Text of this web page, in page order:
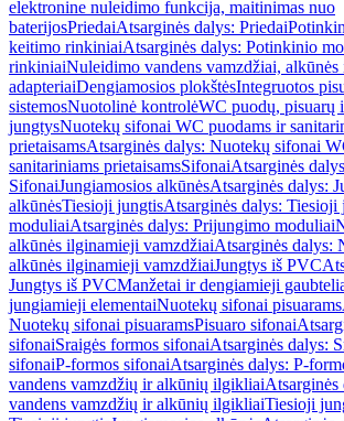
elektronine nuleidimo funkcija, maitinimas nuo
baterijosPriedaiAtsarginės dalys: Priedai
keitimo rinkiniaiAtsarginės dalys: Potinkinio
rinkiniaiNuleidimo vandens vamzdžiai, alkūnės
adapteriaiDengiamosios plokštėsIntegruotos
sistemosNuotolinė kontrolėWC puodų, pisuarų
jungtysNuotekų sifonai WC puodams ir
prietaisamsAtsarginės dalys: Nuotekų sifonai
sanitariniams prietaisamsSifonaiAtsarginės
SifonaiJungiamosios alkūnėsAtsarginės dalys:
alkūnėsTiesioji jungtisAtsarginės dalys: Tiesioji
moduliaiAtsarginės dalys: Prijungimo moduliai
alkūnės ilginamieji vamzdžiaiAtsarginės dalys:
alkūnės ilginamieji vamzdžiaiJungtys iš PVC
Jungtys iš PVCManžetai ir dengiamieji
jungiamieji elementaiNuotekų sifonai pisuarams
Nuotekų sifonai pisuaramsPisuaro sifonai
sifonaiSraigės formos sifonaiAtsarginės dalys:
sifonaiP-formos sifonaiAtsarginės dalys: P-
vandens vamzdžių ir alkūnių ilgikliai
vandens vamzdžių ir alkūnių ilgikliaiTiesioji